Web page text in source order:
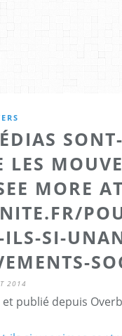
MORE
ILS-SI-
2014
publié depuis